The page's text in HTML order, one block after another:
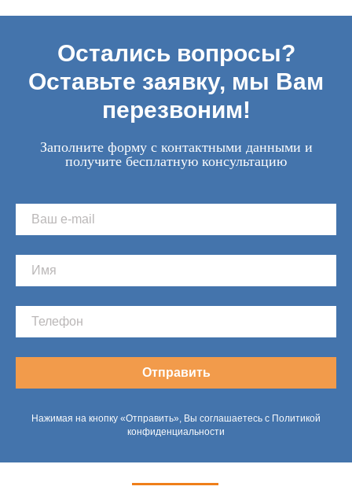
Остались вопросы?
Оставьте заявку, мы Вам
перезвоним!
Заполните форму с контактными данными и
получите бесплатную консультацию
Отправить
Нажимая на кнопку «Отправить», Вы соглашаетесь с Политикой
конфиденциальности